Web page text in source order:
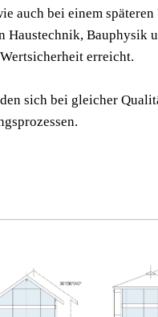
auch bei einem
Bauphysik
erreicht.
sich bei gleicher